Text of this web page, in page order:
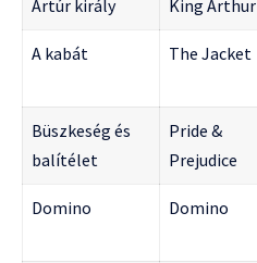
Artúr király King Arthur
A kabát The Jacket
Büszkeség és
balítélet
Pride &
Prejudice
Domino Domino